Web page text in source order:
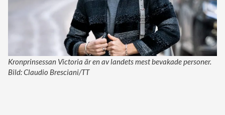
Kronprinsessan Victoria är en av landets mest bevakade personer.
Bild: Claudio Bresciani/TT